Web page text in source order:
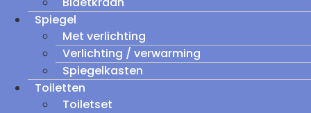
Spiegel
Met verlichting
Verlichting / verwarming
Spiegelkasten
Toiletten
Toiletset